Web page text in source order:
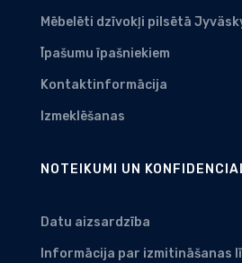
Mēbelēti dzīvokļi pilsētā
Īpašumu īpašniekiem
Kontaktinformācija
Izmeklēšanas
NOTEIKUMI UN
Datu aizsardzība
Informācija par izmitināšanas